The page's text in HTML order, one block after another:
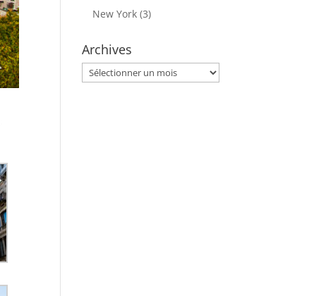
New York (3)
Archives
Archives